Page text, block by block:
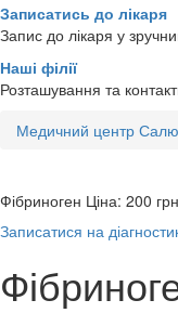
Записатись до лікаря
Запис до лікаря у
Наші філії
Розташування та
Медичний центр
Фібриноген Ціна: 200
Записатися на